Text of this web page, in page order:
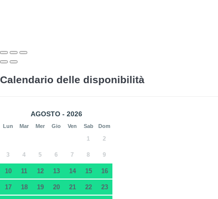
Calendario delle disponibilità
AGOSTO - 2026
Lun Mar Mer Gio Ven Sab Dom
1 2
3 4 5 6 7 8 9
10 11 12 13 14 15 16
17 18 19 20 21 22 23